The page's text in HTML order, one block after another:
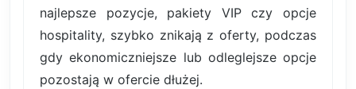
najlepsze pozycje, pakiety VIP czy opcje
hospitality, szybko znikają z oferty, podczas
gdy ekonomiczniejsze lub odleglejsze opcje
pozostają w ofercie dłużej.